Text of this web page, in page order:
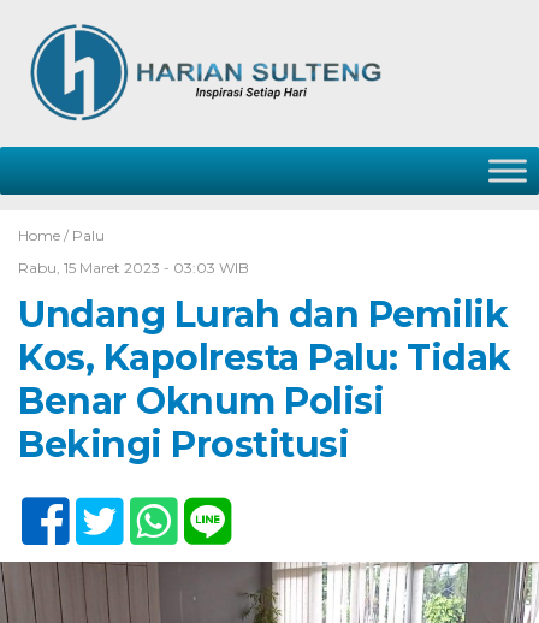
Home / Palu
Rabu, 15 Maret 2023 - 03:03 WIB
Undang Lurah dan Pemilik
Kos, Kapolresta Palu: Tidak
Benar Oknum Polisi
Bekingi Prostitusi